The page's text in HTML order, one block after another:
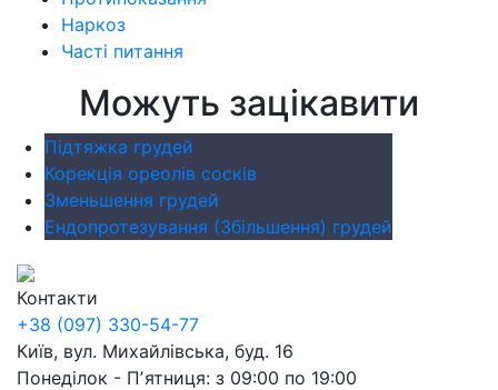
Наркоз
Часті питання
Можуть зацікавити
Підтяжка грудей
Корекція ореолів сосків
Зменьшення грудей
Ендопротезування (Збільшення) грудей
Контакти
+38 (097) 330-54-77
Київ, вул. Михайлівська, буд. 16
Понеділок - Пʼятниця: з 09:00 по 19:00